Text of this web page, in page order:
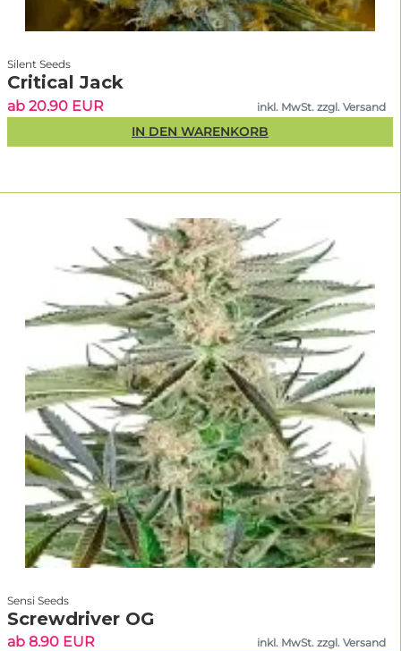
Silent Seeds
Critical Jack
ab 20.90 EUR inkl. MwSt. zzgl. Versand
IN DEN WARENKORB
Sensi Seeds
Screwdriver OG
ab 8.90 EUR inkl. MwSt. zzgl. Versand